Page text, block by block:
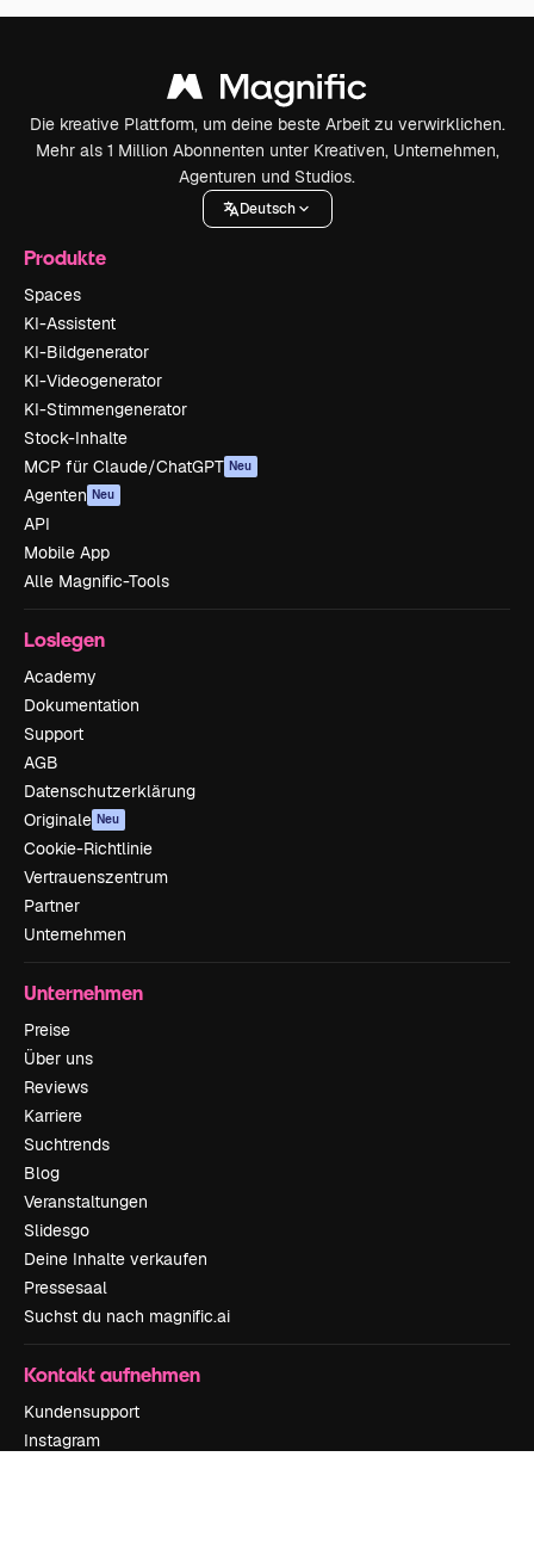
Die kreative Plattform, um deine beste Arbeit zu verwirklichen.
Mehr als 1 Million Abonnenten unter Kreativen, Unternehmen,
Agenturen und Studios.
Deutsch
Produkte
Spaces
KI-Assistent
KI-Bildgenerator
KI-Videogenerator
KI-Stimmengenerator
Stock-Inhalte
MCP für Claude/ChatGPT Neu
Agenten Neu
API
Mobile App
Alle Magnific-Tools
Loslegen
Academy
Dokumentation
Support
AGB
Datenschutzerklärung
Originale Neu
Cookie-Richtlinie
Vertrauenszentrum
Partner
Unternehmen
Unternehmen
Preise
Über uns
Reviews
Karriere
Suchtrends
Blog
Veranstaltungen
Slidesgo
Deine Inhalte verkaufen
Pressesaal
Suchst du nach magnific.ai
Kontakt aufnehmen
Kundensupport
Instagram